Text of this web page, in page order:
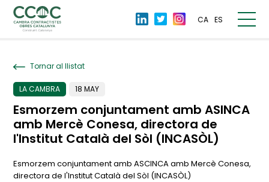
CA ES
Tornar al llistat
LA CAMBRA 18 MAY
Esmorzem conjuntament amb ASINCA
amb Mercè Conesa, directora de
l'Institut Català del Sòl (INCASÒL)
Esmorzem conjuntament amb ASCINCA amb Mercè Conesa,
directora de l'Institut Català del Sòl (INCASÒL)